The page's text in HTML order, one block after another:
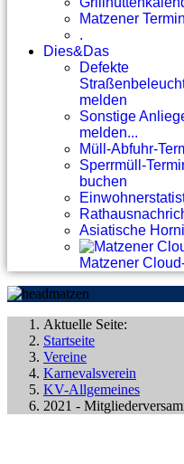
Matzener
.
Dies&Das
Defekte
melden
Sonstige
melden...
Müll-Abfuhr-
Sperrmüll-
buchen
Asiatische
Matzener
Aktuelle Seite:
Startseite
Vereine
Karnevalsverein
KV-Allgemeines
2021 -